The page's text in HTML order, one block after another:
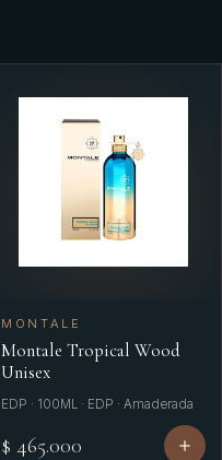
MONTALE
Montale Tropical Wood
Unisex
EDP · 100ML · EDP · Amaderada
$ 465.000